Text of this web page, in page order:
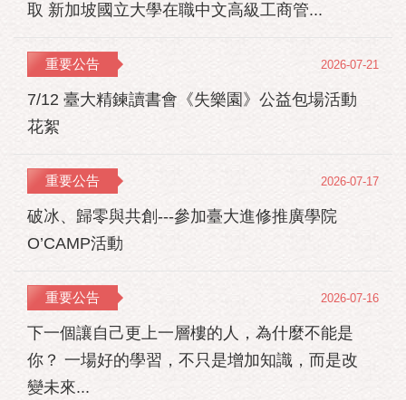
取 新加坡國立大學在職中文高級工商管...
重要公告
7/12 臺大精鍊讀書會《失樂園》公益包場活動
花絮
2026-07-21
重要公告
破冰、歸零與共創---參加臺大進修推廣學院
O’CAMP活動
2026-07-17
重要公告
下一個讓自己更上一層樓的人，為什麼不能是
你？ 一場好的學習，不只是增加知識，而是改
變未來...
2026-07-16